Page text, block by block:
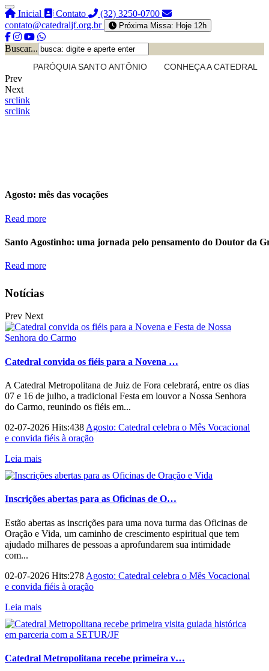
Inicial Contato
(32) 3250-0700
contato@catedraljf.org.br
Próxima Missa: Hoje 12h
Buscar...
PARÓQUIA SANTO ANTÔNIO CONHEÇA A CATEDRAL
Prev
Next
srclink
srclink
Agosto: mês das vocações
Read more
Santo Agostinho: uma jornada pelo pensamento do Doutor da
Read more
Notícias
Prev Next
Catedral convida os fiéis para a Novena …
A Catedral Metropolitana de Juiz de Fora celebrará, entre os dias
07 e 16 de julho, a tradicional Festa em louvor a Nossa Senhora
do Carmo, reunindo os fiéis em...
02-07-2026 Hits:438 Agosto: Catedral celebra o Mês Vocacional
e convida fiéis à oração
Leia mais
Inscrições abertas para as Oficinas de O…
Estão abertas as inscrições para uma nova turma das Oficinas de
Oração e Vida, um caminho de crescimento espiritual que tem
ajudado milhares de pessoas a aprofundarem sua intimidade
com...
02-07-2026 Hits:278 Agosto: Catedral celebra o Mês Vocacional
e convida fiéis à oração
Leia mais
Catedral Metropolitana recebe primeira v…